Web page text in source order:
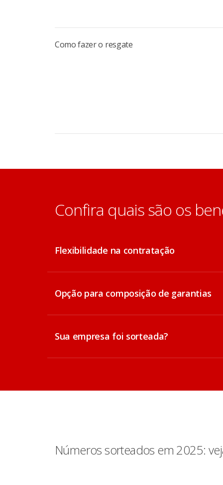
Como fazer o resgate
Confira quais são os
Flexibilidade na contratação
Opção para composição de garantias
Sua empresa foi sorteada?
Números sorteados em 2025: